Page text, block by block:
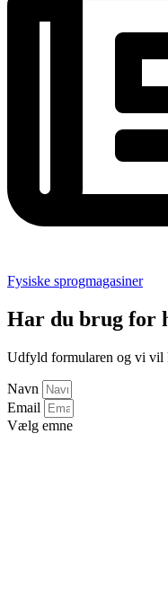
Fysiske sprogmagasiner
Har du brug for
Udfyld formularen og vi vil
Navn
Email
Vælg emne